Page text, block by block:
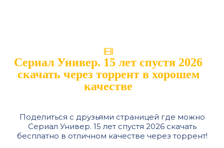
Сериал Универ. 15 лет спустя 2026
скачать через торрент в хорошем
качестве
Поделиться с друзьями страницей где можно
Сериал Универ. 15 лет спустя 2026 скачать
бесплатно в отличном качестве через торрент!